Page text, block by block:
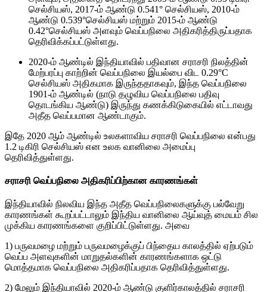
செல்சியஸ், 2017-ம் ஆண்டு 0.541° செல்சியஸ், 2010-ம்
ஆண்டு 0.539°செல்சியஸ் மற்றும் 2015-ம் ஆண்டு
0.42°செல்சியஸ் அளவும் வெப்பநிலை அதிகரித்திருப்பதாக
தெரிவிக்கப்பட்டுள்ளது.
2020-ம் ஆண்டில் இந்தியாவில் பதிவான சராசரி நிலத்தின்
மேற்பரப்பு காற்றின் வெப்பநிலை இயல்பை விட 0.29°C
செல்சியஸ் அதிகமாக இருந்ததாகவும், இந்த வெப்பநிலை
1901-ம் ஆண்டில் (நாடு தழுவிய வெப்பநிலை பதிவு
தொடங்கிய ஆண்டு) இருந்து கணக்கிடுகையில் எட்டாவது
அதீத வெப்பமான ஆண்டாகும்.
இதே 2020 ஆம் ஆண்டில் உலகளாவிய சராசரி வெப்பநிலை என்பது
1.2 டிகிரி செல்சியஸ் என உலக வானிலை அமைப்பு
தெரிவித்துள்ளது.
சராசரி வெப்பநிலை அதிகரிப்பிற்கான காரணங்கள்
இந்தியாவில் நிலவிய இந்த அதீத வெப்பநிலைகளுக்கு பல்வேறு
காரணங்கள் கூறப்பட்டாலும் இந்திய வானிலை ஆய்வுத் மையம் சில
முக்கிய காரணங்களை குறிப்பிட்டுள்ளது. அவை
1) பருவமழை மற்றும் பருவமழைக்குப் பிந்தைய காலத்தில் ஏற்படும்
வெப்ப அளவுகளின் மாறுதல்களின் காரணங்களாக ஒட்டு
மொத்தமாக வெப்பநிலை அதிகரிப்பதாக தெரிவித்துள்ளது.
2) மேலும் இந்தியாவில் 2020-ம் ஆண்டு குளிர்காலத்தில் சராசரி